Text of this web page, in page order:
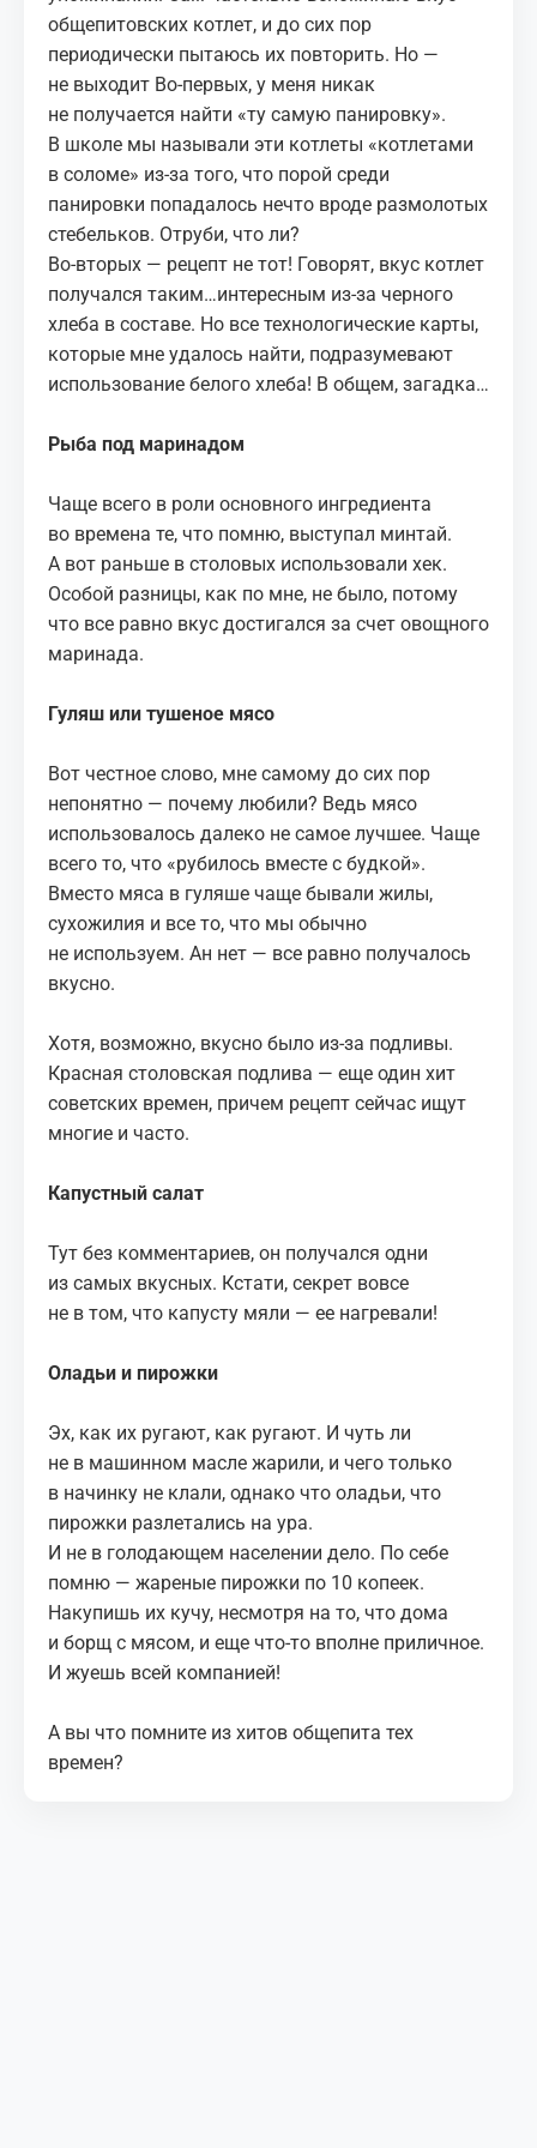
общепитовских котлет, и до сих пор
периодически пытаюсь их повторить. Но —
не выходит Во-первых, у меня никак
не получается найти «ту самую панировку».
В школе мы называли эти котлеты «котлетами
в соломе» из-за того, что порой среди
панировки попадалось нечто вроде размолотых
стебельков. Отруби, что ли?
Во-вторых — рецепт не тот! Говорят, вкус котлет
получался таким…интересным из-за черного
хлеба в составе. Но все технологические карты,
которые мне удалось найти, подразумевают
использование белого хлеба! В общем, загадка…
Рыба под маринадом
Чаще всего в роли основного ингредиента
во времена те, что помню, выступал минтай.
А вот раньше в столовых использовали хек.
Особой разницы, как по мне, не было, потому
что все равно вкус достигался за счет овощного
маринада.
Гуляш или тушеное мясо
Вот честное слово, мне самому до сих пор
непонятно — почему любили? Ведь мясо
использовалось далеко не самое лучшее. Чаще
всего то, что «рубилось вместе с будкой».
Вместо мяса в гуляше чаще бывали жилы,
сухожилия и все то, что мы обычно
не используем. Ан нет — все равно получалось
вкусно.
Хотя, возможно, вкусно было из-за подливы.
Красная столовская подлива — еще один хит
советских времен, причем рецепт сейчас ищут
многие и часто.
Капустный салат
Тут без комментариев, он получался одни
из самых вкусных. Кстати, секрет вовсе
не в том, что капусту мяли — ее нагревали!
Оладьи и пирожки
Эх, как их ругают, как ругают. И чуть ли
не в машинном масле жарили, и чего только
в начинку не клали, однако что оладьи, что
пирожки разлетались на ура.
И не в голодающем населении дело. По себе
помню — жареные пирожки по 10 копеек.
Накупишь их кучу, несмотря на то, что дома
и борщ с мясом, и еще что-то вполне приличное.
И жуешь всей компанией!
А вы что помните из хитов общепита тех
времен?